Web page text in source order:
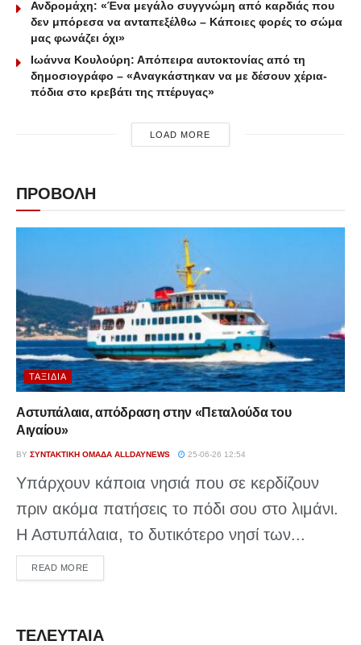
Ανδρομάχη: «Ένα μεγάλο συγγνώμη από καρδιάς που
δεν μπόρεσα να ανταπεξέλθω – Κάποιες φορές το σώμα
μας φωνάζει όχι»
Ιωάννα Κουλούρη: Απόπειρα αυτοκτονίας από τη
δημοσιογράφο – «Aναγκάστηκαν να με δέσουν χέρια-
πόδια στο κρεβάτι της πτέρυγας»
LOAD MORE
ΠΡΟΒΟΛΗ
ΤΑΞΊΔΙΑ
Αστυπάλαια, απόδραση στην «Πεταλούδα του
Αιγαίου»
BY ΣΥΝΤΑΚΤΙΚΉ ΟΜΆΔΑ ALLDAYNEWS 25-06-26 12:54
Υπάρχουν κάποια νησιά που σε κερδίζουν
πριν ακόμα πατήσεις το πόδι σου στο λιμάνι.
Η Αστυπάλαια, το δυτικότερο νησί των...
READ MOREDETAILS
ΤΕΛΕΥΤΑΙΑ